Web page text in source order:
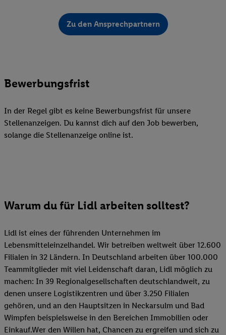
Zu den Ansprechpartnern
Bewerbungsfrist
In der Regel gibt es keine Bewerbungsfrist für unsere
Stellenanzeigen. Du kannst dich auf den Job bewerben,
solange die Stellenanzeige online ist.
Warum du für Lidl arbeiten solltest?
Lidl ist eines der führenden Unternehmen im
Lebensmitteleinzelhandel. Wir betreiben weltweit über 12.600
Filialen in 32 Ländern. In Deutschland arbeiten über 100.000
Teammitglieder mit viel Leidenschaft daran, Lidl möglich zu
machen: In 39 Regionalgesellschaften deutschlandweit, zu
denen unsere Logistikzentren und über 3.250 Filialen
gehören, und an den Hauptsitzen in Neckarsulm und Bad
Wimpfen beispielsweise in den Bereichen Immobilien oder
Einkauf.Wer den Willen hat, Chancen zu ergreifen und sich zu